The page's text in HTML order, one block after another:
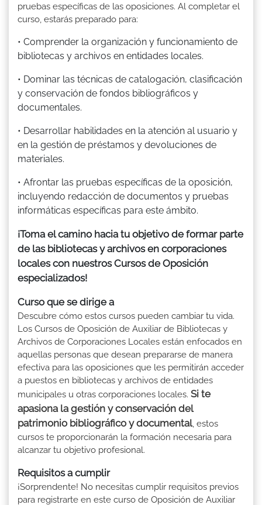
pruebas específicas de las oposiciones. Al completar el
curso, estarás preparado para:
• Comprender la organización y funcionamiento de
bibliotecas y archivos en entidades locales.
• Dominar las técnicas de catalogación, clasificación
y conservación de fondos bibliográficos y
documentales.
• Desarrollar habilidades en la atención al usuario y
en la gestión de préstamos y devoluciones de
materiales.
• Afrontar las pruebas específicas de la oposición,
incluyendo redacción de documentos y pruebas
informáticas específicas para este ámbito.
¡Toma el camino hacia tu objetivo de formar parte
de las bibliotecas y archivos en corporaciones
locales con nuestros Cursos de Oposición
especializados!
Curso que se dirige a
Descubre cómo estos cursos pueden cambiar tu vida.
Los Cursos de Oposición de Auxiliar de Bibliotecas y
Archivos de Corporaciones Locales están enfocados en
aquellas personas que desean prepararse de manera
efectiva para las oposiciones que les permitirán acceder
a puestos en bibliotecas y archivos de entidades
municipales u otras corporaciones locales. Si te
apasiona la gestión y conservación del
patrimonio bibliográfico y documental, estos
cursos te proporcionarán la formación necesaria para
alcanzar tu objetivo profesional.
Requisitos a cumplir
¡Sorprendente! No necesitas cumplir requisitos previos
para registrarte en este curso de Oposición de Auxiliar